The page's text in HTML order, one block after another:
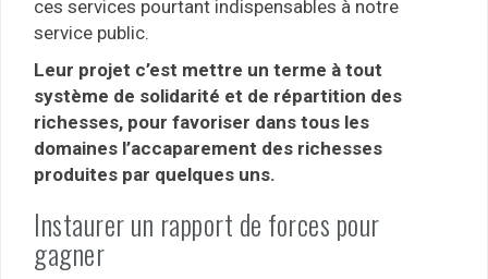
ces services pourtant indispensables à notre
service public.
Leur projet c’est mettre un terme à tout
système de solidarité et de répartition des
richesses, pour favoriser dans tous les
domaines l’accaparement des richesses
produites par quelques uns.
Instaurer un rapport de forces pour
gagner